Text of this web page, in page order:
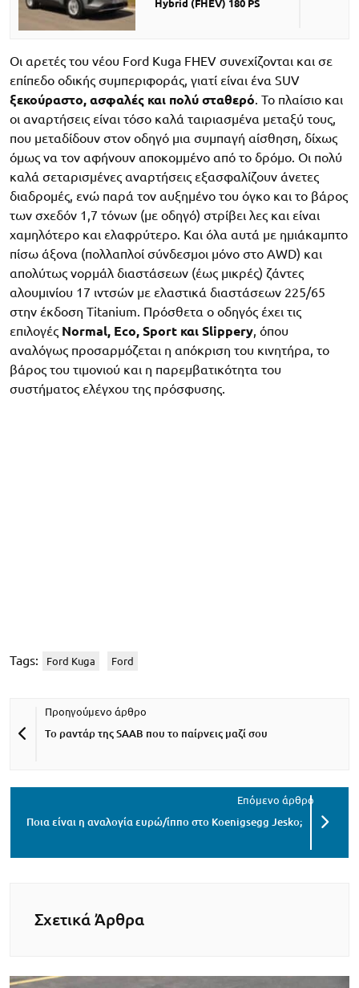
Hybrid (FHEV) 180 PS
Οι αρετές του νέου Ford Kuga FHEV συνεχίζονται και σε
επίπεδο οδικής συμπεριφοράς, γιατί είναι ένα SUV
ξεκούραστο, ασφαλές και πολύ σταθερό . Το πλαίσιο και
οι αναρτήσεις είναι τόσο καλά ταιριασμένα μεταξύ τους,
που μεταδίδουν στον οδηγό μια συμπαγή αίσθηση, δίχως
όμως να τον αφήνουν αποκομμένο από το δρόμο. Οι πολύ
καλά σεταρισμένες αναρτήσεις εξασφαλίζουν άνετες
διαδρομές, ενώ παρά τον αυξημένο του όγκο και το βάρος
των σχεδόν 1,7 τόνων (με οδηγό) στρίβει λες και είναι
χαμηλότερο και ελαφρύτερο. Και όλα αυτά με ημιάκαμπτο
πίσω άξονα (πολλαπλοί σύνδεσμοι μόνο στο AWD) και
απολύτως νορμάλ διαστάσεων (έως μικρές) ζάντες
αλουμινίου 17 ιντσών με ελαστικά διαστάσεων 225/65
στην έκδοση Titanium. Πρόσθετα ο οδηγός έχει τις
επιλογές Normal, Eco, Sport και Slippery , όπου
αναλόγως προσαρμόζεται η απόκριση του κινητήρα, το
βάρος του τιμονιού και η παρεμβατικότητα του
συστήματος ελέγχου της πρόσφυσης.
Tags: Ford Kuga Ford
Το ραντάρ της SAAB που το παίρνεις μαζί σου
Ποια είναι η αναλογία ευρώ/ίππο στο Koenigsegg Jesko;
Σχετικά Άρθρα